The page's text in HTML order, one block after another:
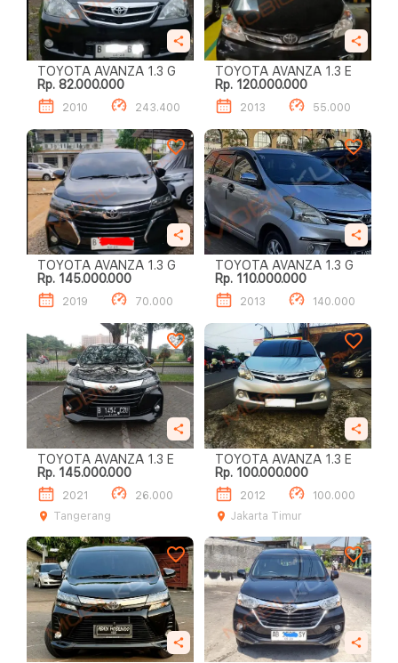
TOYOTA AVANZA 1.3 G
Rp. 82.000.000
2010 243.400
TOYOTA AVANZA 1.3 E
Rp. 120.000.000
2013 55.000
TOYOTA AVANZA 1.3 G
Rp. 145.000.000
2019 70.000
TOYOTA AVANZA 1.3 G
Rp. 110.000.000
2013 140.000
TOYOTA AVANZA 1.3 E
Rp. 145.000.000
2021
26.000
Tangerang
TOYOTA AVANZA 1.3 E
Rp. 100.000.000
2012
100.000
Jakarta Timur